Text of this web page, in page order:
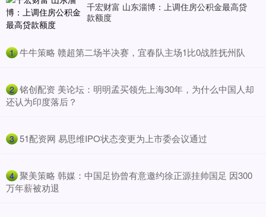
千宏财富 山东淄博：上调住房公积金最高贷
款额度
1 ​牛牛策略 赣超第二场半决赛，宜春队主场1比0战胜抚州队
2 ​铭创配资 美论坛：明明孟买领先上海30年，为什么中国人却
还认为印度落后？
3 ​51配资网 易思维IPO状态变更为上市委会议通过
4 ​聚美策略 韩媒：中国足协曾有意邀约徐正源挂帅国足 因300
万年薪被劝退